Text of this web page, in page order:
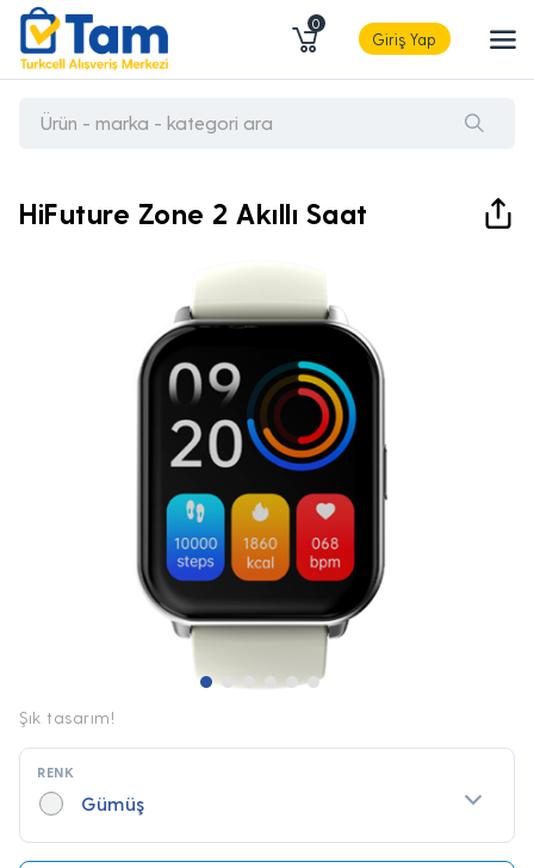
0
Giriş Yap
HiFuture Zone 2 Akıllı Saat
Şık tasarım!
RENK
Gümüş